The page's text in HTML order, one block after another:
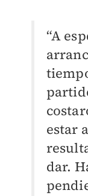
“A
estar
dar.